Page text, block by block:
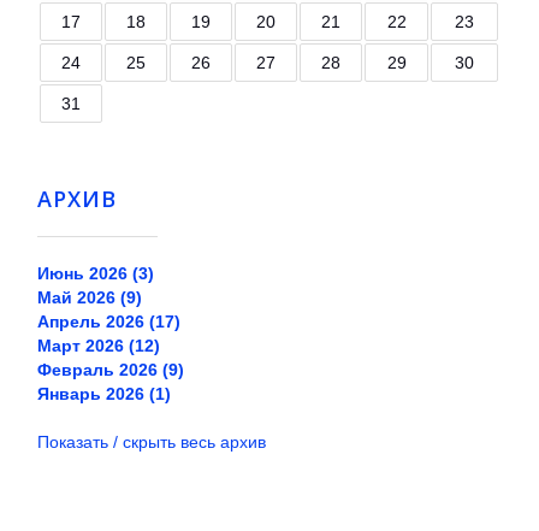
17 18 19 20 21 22 23
24 25 26 27 28 29 30
31
АРХИВ
Июнь 2026 (3)
Май 2026 (9)
Апрель 2026 (17)
Март 2026 (12)
Февраль 2026 (9)
Январь 2026 (1)
Показать / скрыть весь архив